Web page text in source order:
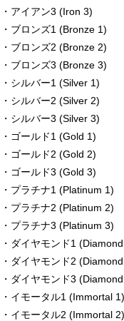
・アイアン3 (Iron 3)
・ブロンズ1 (Bronze 1)
・ブロンズ2 (Bronze 2)
・ブロンズ3 (Bronze 3)
・シルバー1 (Silver 1)
・シルバー2 (Silver 2)
・シルバー3 (Silver 3)
・ゴールド1 (Gold 1)
・ゴールド2 (Gold 2)
・ゴールド3 (Gold 3)
・プラチナ1 (Platinum 1)
・プラチナ2 (Platinum 2)
・プラチナ3 (Platinum 3)
・ダイヤモンド1
・ダイヤモンド2
・ダイヤモンド3
・イモータル1 (Immortal 1)
・イモータル2 (Immortal 2)